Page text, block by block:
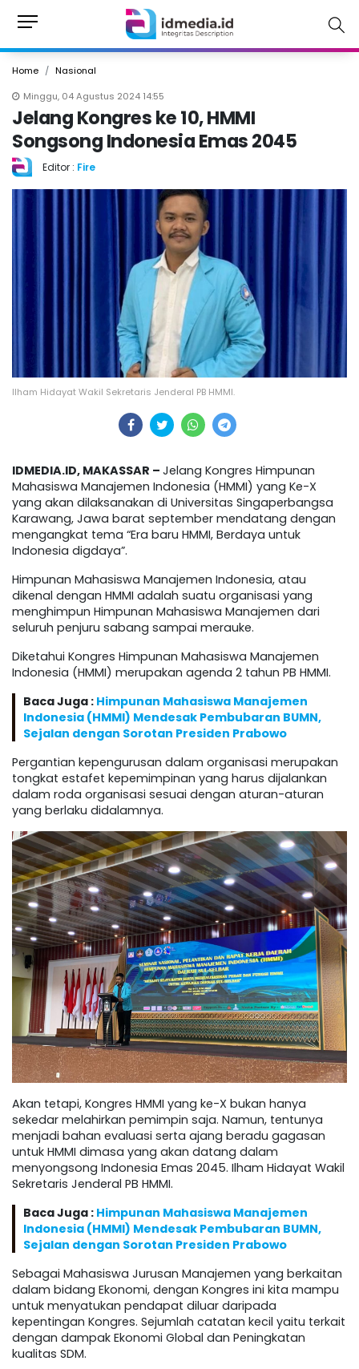
Home
Nasional
Minggu, 04 Agustus 2024 14:55
Jelang Kongres ke 10, HMMI
Songsong Indonesia Emas 2045
Editor : Fire
Ilham Hidayat Wakil Sekretaris Jenderal PB HMMI.
IDMEDIA.ID, MAKASSAR – Jelang Kongres Himpunan
Mahasiswa Manajemen Indonesia (HMMI) yang Ke-X
yang akan dilaksanakan di Universitas Singaperbangsa
Karawang, Jawa barat september mendatang dengan
mengangkat tema “Era baru HMMI, Berdaya untuk
Indonesia digdaya”.
Himpunan Mahasiswa Manajemen Indonesia, atau
dikenal dengan HMMI adalah suatu organisasi yang
menghimpun Himpunan Mahasiswa Manajemen dari
seluruh penjuru sabang sampai merauke.
Diketahui Kongres Himpunan Mahasiswa Manajemen
Indonesia (HMMI) merupakan agenda 2 tahun PB HMMI.
Baca Juga : Himpunan Mahasiswa Manajemen
Indonesia (HMMI) Mendesak Pembubaran BUMN,
Sejalan dengan Sorotan Presiden Prabowo
Pergantian kepengurusan dalam organisasi merupakan
tongkat estafet kepemimpinan yang harus dijalankan
dalam roda organisasi sesuai dengan aturan-aturan
yang berlaku didalamnya.
Akan tetapi, Kongres HMMI yang ke-X bukan hanya
sekedar melahirkan pemimpin saja. Namun, tentunya
menjadi bahan evaluasi serta ajang beradu gagasan
untuk HMMI dimasa yang akan datang dalam
menyongsong Indonesia Emas 2045. Ilham Hidayat Wakil
Sekretaris Jenderal PB HMMI.
Baca Juga : Himpunan Mahasiswa Manajemen
Indonesia (HMMI) Mendesak Pembubaran BUMN,
Sejalan dengan Sorotan Presiden Prabowo
Sebagai Mahasiswa Jurusan Manajemen yang berkaitan
dalam bidang Ekonomi, dengan Kongres ini kita mampu
untuk menyatukan pendapat diluar daripada
kepentingan Kongres. Sejumlah catatan kecil yaitu terkait
dengan dampak Ekonomi Global dan Peningkatan
kualitas SDM.